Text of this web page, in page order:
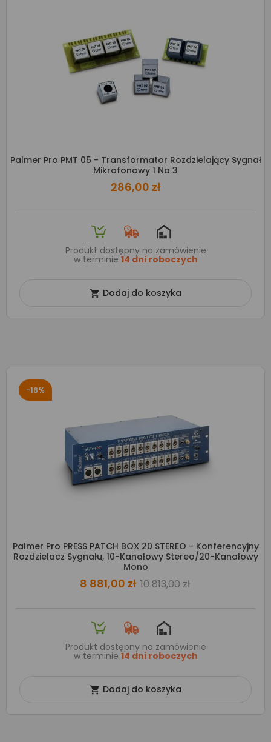
Palmer Pro PMT 05 - Transformator Rozdzielający Sygnał
Mikrofonowy 1 Na 3
286,00 zł
Produkt dostępny na zamówienie
w terminie 14 dni roboczych
 Dodaj do koszyka
-18%
Palmer Pro PRESS PATCH BOX 20 STEREO - Konferencyjny
Rozdzielacz Sygnału, 10-Kanałowy Stereo/20-Kanałowy
Mono
8 881,00 zł 10 813,00 zł
Produkt dostępny na zamówienie
w terminie 14 dni roboczych
 Dodaj do koszyka